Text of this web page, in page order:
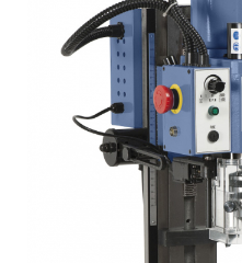
Ferastraie prelucrare metal cu
banda si taiere dubla
Ferastraie verticale
Strunguri pentru metal
Strunguri CNC
Strunguri cu cutie de viteze
Strunguri cu surub de ghidare
Strunguri de precizie
Strunguri metal cu freza